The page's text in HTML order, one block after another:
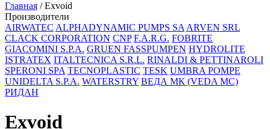
Главная / Exvoid
Производители
AIRWATEC ALPHADYNAMIC PUMPS SAARVEN SRL
CLACK CORPORATION CNP F.A.R.G. FOBRITE
GIACOMINI S.P.A. GRUEN FASSPUMPEN HYDROLITE
ISTRATEX ITALTECNICA S.R.L. RINALDI & PETTINAROLI
SPERONI SPA TECNOPLASTIC TESK UMBRA POMPE
UNIDELTA S.P.A. WATERSTRY ВЕДА МК (VEDA MC)
РИДАН
Exvoid